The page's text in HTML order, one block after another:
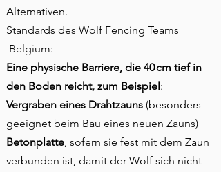
Alternativen.
Standards des Wolf Fencing Teams
Belgium:
Eine physische Barriere, die 40 cm tief in
den Boden reicht, zum Beispiel:
Vergraben eines Drahtzauns (besonders
geeignet beim Bau eines neuen Zauns)
Betonplatte, sofern sie fest mit dem Zaun
verbunden ist, damit der Wolf sich nicht